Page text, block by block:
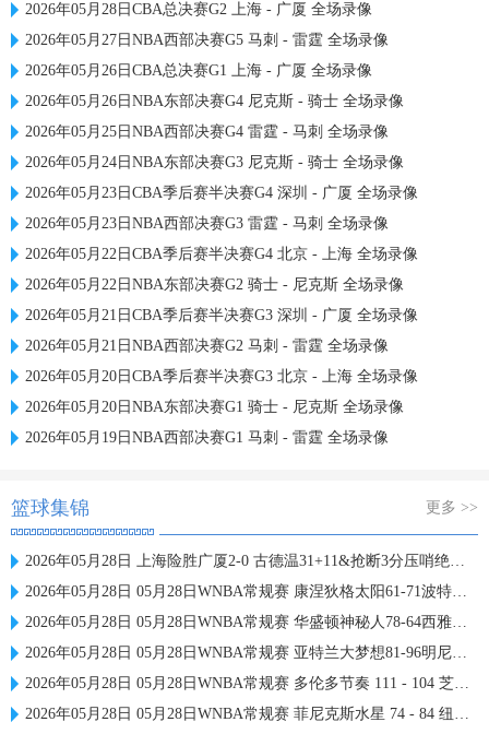
2026年05月28日CBA总决赛G2 上海 - 广厦 全场录像
2026年05月27日NBA西部决赛G5 马刺 - 雷霆 全场录像
2026年05月26日CBA总决赛G1 上海 - 广厦 全场录像
2026年05月26日NBA东部决赛G4 尼克斯 - 骑士 全场录像
2026年05月25日NBA西部决赛G4 雷霆 - 马刺 全场录像
2026年05月24日NBA东部决赛G3 尼克斯 - 骑士 全场录像
2026年05月23日CBA季后赛半决赛G4 深圳 - 广厦 全场录像
2026年05月23日NBA西部决赛G3 雷霆 - 马刺 全场录像
2026年05月22日CBA季后赛半决赛G4 北京 - 上海 全场录像
2026年05月22日NBA东部决赛G2 骑士 - 尼克斯 全场录像
2026年05月21日CBA季后赛半决赛G3 深圳 - 广厦 全场录像
2026年05月21日NBA西部决赛G2 马刺 - 雷霆 全场录像
2026年05月20日CBA季后赛半决赛G3 北京 - 上海 全场录像
2026年05月20日NBA东部决赛G1 骑士 - 尼克斯 全场录像
2026年05月19日NBA西部决赛G1 马刺 - 雷霆 全场录像
篮球集锦 更多 >>
2026年05月28日 上海险胜广厦2-0 古德温31+11&抢断3分压哨绝杀 布朗空砍50分
2026年05月28日 05月28日WNBA常规赛 康涅狄格太阳61-71波特兰火焰 全场集锦
2026年05月28日 05月28日WNBA常规赛 华盛顿神秘人78-64西雅图风暴 全场集锦
2026年05月28日 05月28日WNBA常规赛 亚特兰大梦想81-96明尼苏达山猫 全场集锦
2026年05月28日 05月28日WNBA常规赛 多伦多节奏 111 - 104 芝加哥天空 集锦
2026年05月28日 05月28日WNBA常规赛 菲尼克斯水星 74 - 84 纽约自由人 集锦